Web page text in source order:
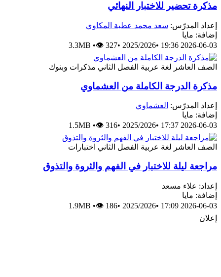
مذكرة تحضير للاختبار النهائي
إعداد المدرّس: سعد محمد عطية المكاوي
إضافة: مايا
2026-06-03 19:36
•
2025/2026
•
3.3MB •👁 327
الصف العاشر لغة عربية الفصل الثاني مذكرات وبنوك
مذكرة الدرجة الكاملة من العشماوي
إعداد المدرّس: العشماوي
إضافة: مايا
2026-06-03 17:37
•
2025/2026
•
1.5MB •👁 316
الصف العاشر لغة عربية الفصل الثاني اختبارات
مراجعة ليلة للاختبار في الفهم والثروة والتذوق
إعداد: علاء مسعد
إضافة: مايا
2026-06-03 17:09
•
2025/2026
•
1.9MB •👁 186
إعلان